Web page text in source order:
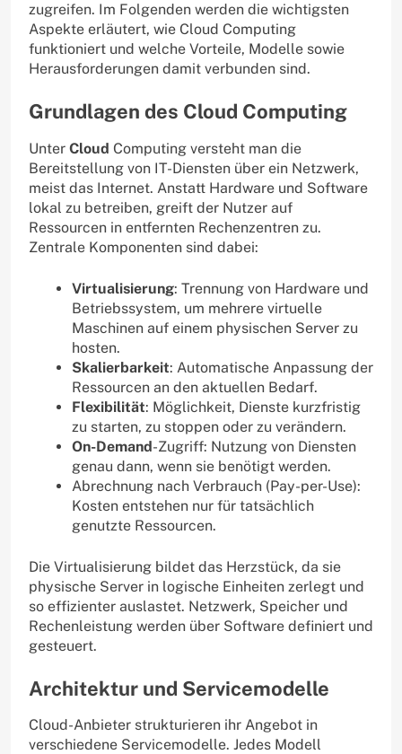
zugreifen. Im Folgenden werden die wichtigsten
Aspekte erläutert, wie Cloud Computing
funktioniert und welche Vorteile, Modelle sowie
Herausforderungen damit verbunden sind.
Grundlagen des Cloud Computing
Unter Cloud Computing versteht man die
Bereitstellung von IT-Diensten über ein Netzwerk,
meist das Internet. Anstatt Hardware und Software
lokal zu betreiben, greift der Nutzer auf
Ressourcen in entfernten Rechenzentren zu.
Zentrale Komponenten sind dabei:
Virtualisierung: Trennung von Hardware und
Betriebssystem, um mehrere virtuelle
Maschinen auf einem physischen Server zu
hosten.
Skalierbarkeit: Automatische Anpassung der
Ressourcen an den aktuellen Bedarf.
Flexibilität: Möglichkeit, Dienste kurzfristig
zu starten, zu stoppen oder zu verändern.
On-Demand-Zugriff: Nutzung von Diensten
genau dann, wenn sie benötigt werden.
Abrechnung nach Verbrauch (Pay-per-Use):
Kosten entstehen nur für tatsächlich
genutzte Ressourcen.
Die Virtualisierung bildet das Herzstück, da sie
physische Server in logische Einheiten zerlegt und
so effizienter auslastet. Netzwerk, Speicher und
Rechenleistung werden über Software definiert und
gesteuert.
Architektur und Servicemodelle
Cloud-Anbieter strukturieren ihr Angebot in
verschiedene Servicemodelle. Jedes Modell